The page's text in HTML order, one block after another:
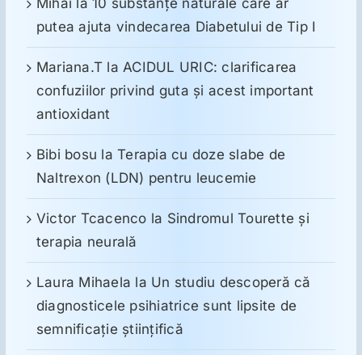
Mihai la10 substanţe naturale care ar
putea ajuta vindecarea Diabetului de Tip I
Mariana.T laACIDUL URIC: clarificarea
confuziilor privind guta și acest important
antioxidant
Bibi bosu laTerapia cu doze slabe de
Naltrexon (LDN) pentru leucemie
Victor Tcacenco la Sindromul Tourette şi
terapia neurală
Laura Mihaela la Un studiu descoperă că
diagnosticele psihiatrice sunt lipsite de
semnificație științifică